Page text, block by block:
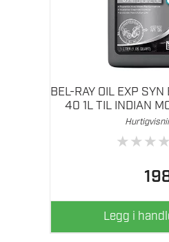
BEL-RAY OIL EXP
40 1L TIL INDIAN
★★★★
Legg i